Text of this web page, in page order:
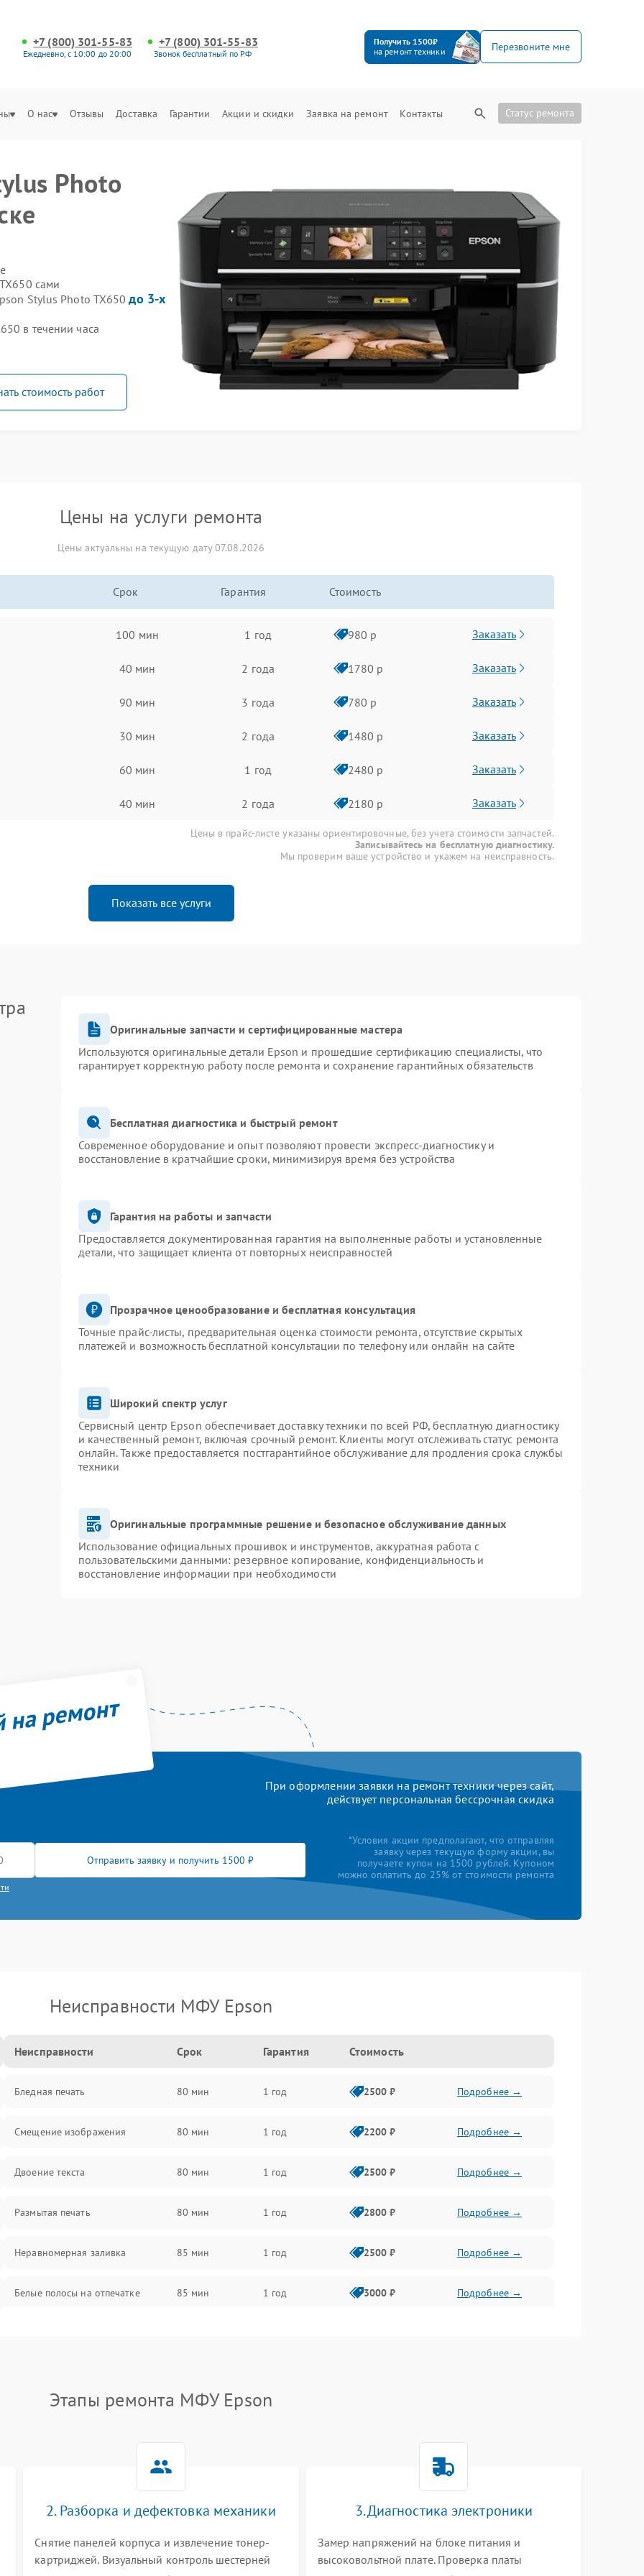
+7 (800) 301-55-83
Ежедневно, с 10:00 до 20:00
+7 (800) 301-55-83
Звонок бесплатный по РФ
Получить 1500₽
на ремонт техники
Перезвоните мне
О нас Отзывы Доставка Гарантии Акции и скидки Заявка на ремонт Контакты Статус ремонта
Photo
сами
Stylus Photo TX650до 3-х
в течении часа
стоимость работ
Цены на услуги ремонта
Цены актуальны на текущую дату 07.08.2026
Срок Гарантия Стоимость
100 мин 1 год 980 р Заказать
40 мин 2 года 1780 р Заказать
90 мин 3 года 780 р Заказать
30 мин 2 года 1480 р Заказать
60 мин 1 год 2480 р Заказать
40 мин 2 года 2180 р Заказать
Цены в прайс-листе указаны ориентировочные, без учета стоимости запчастей.
Записывайтесь на бесплатную диагностику.
Мы проверим ваше устройство и укажем на неисправность.
Показать все услуги
Оригинальные запчасти и сертифицированные мастера
Используются оригинальные детали Epson и прошедшие сертификацию специалисты, что
гарантирует корректную работу после ремонта и сохранение гарантийных обязательств
Бесплатная диагностика и быстрый ремонт
Современное оборудование и опыт позволяют провести экспресс-диагностику и
восстановление в кратчайшие сроки, минимизируя время без устройства
Гарантия на работы и запчасти
Предоставляется документированная гарантия на выполненные работы и установленные
детали, что защищает клиента от повторных неисправностей
Прозрачное ценообразование и бесплатная консультация
Точные прайс-листы, предварительная оценка стоимости ремонта, отсутствие скрытых
платежей и возможность бесплатной консультации по телефону или онлайн на сайте
Широкий спектр услуг
Сервисный центр Epson обеспечивает доставку техники по всей РФ, бесплатную диагностику
и качественный ремонт, включая срочный ремонт. Клиенты могут отслеживать статус ремонта
онлайн. Также предоставляется постгарантийное обслуживание для продления срока службы
техники
Оригинальные программные решение и безопасное обслуживание данных
Использование официальных прошивок и инструментов, аккуратная работа с
пользовательскими данными: резервное копирование, конфиденциальность и
восстановление информации при необходимости
ремонт
При оформлении заявки на ремонт техники через сайт,
действует персональная бессрочная скидка
Отправить заявку и получить 1500 ₽
*Условия акции предполагают, что отправляя
заявку через текущую форму акции, вы
получаете купон на 1500 рублей. Купоном
можно оплатить до 25% от стоимости ремонта
Неисправности МФУ Epson
Неисправности Срок Гарантия Стоимость
Бледная печать 80 мин 1 год 2500 ₽ Подробнее →
Смещение изображения 80 мин 1 год 2200 ₽ Подробнее →
Двоение текста 80 мин 1 год 2500 ₽ Подробнее →
Размытая печать 80 мин 1 год 2800 ₽ Подробнее →
Неравномерная заливка 85 мин 1 год 2500 ₽ Подробнее →
Белые полосы на отпечатке 85 мин 1 год 3000 ₽ Подробнее →
Этапы ремонта МФУ Epson
2. Разборка и дефектовка механики
Снятие панелей корпуса и извлечение тонер-
картриджей. Визуальный контроль шестерней
3. Диагностика электроники
Замер напряжений на блоке питания и
высоковольтной плате. Проверка платы